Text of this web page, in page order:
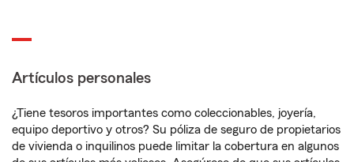
Artículos personales
¿Tiene tesoros importantes como coleccionables, joyería,
equipo deportivo y otros? Su póliza de seguro de propietarios
de vivienda o inquilinos puede limitar la cobertura en algunos